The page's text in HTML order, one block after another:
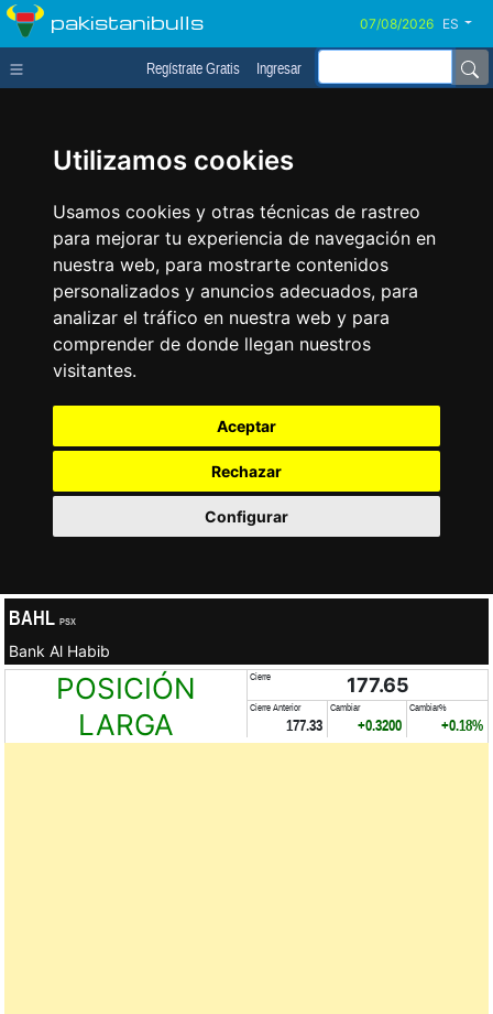
Utilizamos cookies
Usamos cookies y otras técnicas de rastreo
para mejorar tu experiencia de navegación en
nuestra web, para mostrarte contenidos
personalizados y anuncios adecuados, para
analizar el tráfico en nuestra web y para
comprender de donde llegan nuestros
visitantes.
Aceptar
Rechazar
Configurar
pakistanibulls ES
Regístrate Gratis Ingresar
BAHL PSX
Bank Al Habib
POSICIÓN
LARGA
Cierre 177.65
Cierre Anterior
177.33
Cambiar
+0.3200
Cambiar%
+0.18%